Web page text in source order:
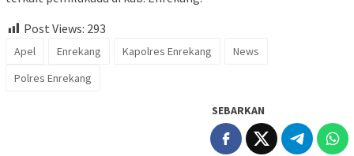
Post Views: 293
Apel Enrekang Kapolres Enrekang
News
Polres Enrekang
SEBARKAN